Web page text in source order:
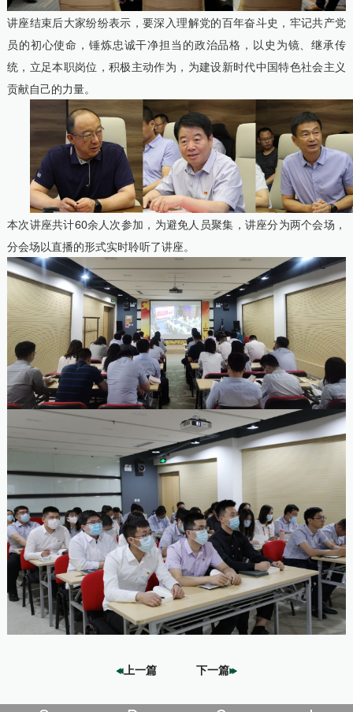
讲座结束后大家纷纷表示，要深入理解党的百年奋斗史，牢记共产党
员的初心使命，锤炼忠诚干净担当的政治品格，以史为镜、继承传
统，立足本职岗位，积极主动作为，为建设新时代中国特色社会主义
贡献自己的力量。
本次讲座共计60余人次参加，为避免人员聚集，讲座分为两个会场，
分会场以直播的形式实时聆听了讲座。
上一篇 下一篇